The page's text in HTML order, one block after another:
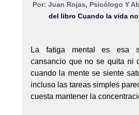
Por: Juan Rojas, Psicólogo Y
del libro Cuando la vida
La fatiga mental es esa
cansancio que no se quita ni
cuando la mente se siente
incluso las tareas simples
cuesta mantener la